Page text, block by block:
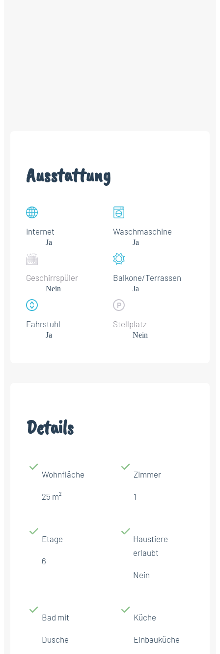
Ausstattung
Internet
Ja
Waschmaschine
Ja
Geschirrspüler
Nein
Balkone/Terrassen
Ja
Fahrstuhl
Ja
Stellplatz
Nein
Details
Wohnfläche
25 m²
Zimmer
1
Etage
6
Haustiere
erlaubt
Nein
Bad mit
Dusche
Küche
Einbauküche